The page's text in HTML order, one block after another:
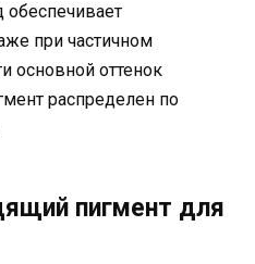
обеспечивает
при частичном
основной оттенок
распределен по
пигмент для